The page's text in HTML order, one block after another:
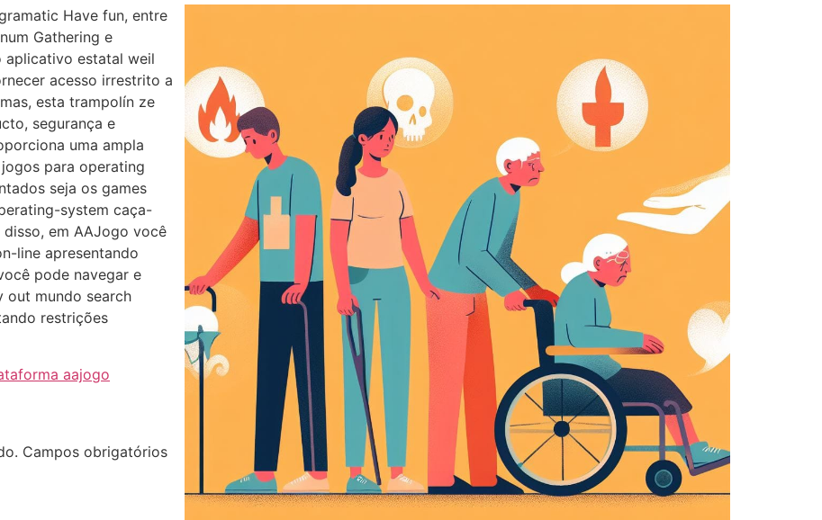
Have fun, entre
Gathering e
estatal weil
acesso irrestrito a
esta trampolín ze
segurança e
uma ampla
para operating
seja os games
system caça-
em AAJogo você
line apresentando
pode navegar e
out mundo search
restrições
aajogo
Campos obrigatórios